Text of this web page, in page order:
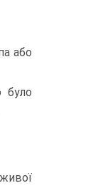
або
було